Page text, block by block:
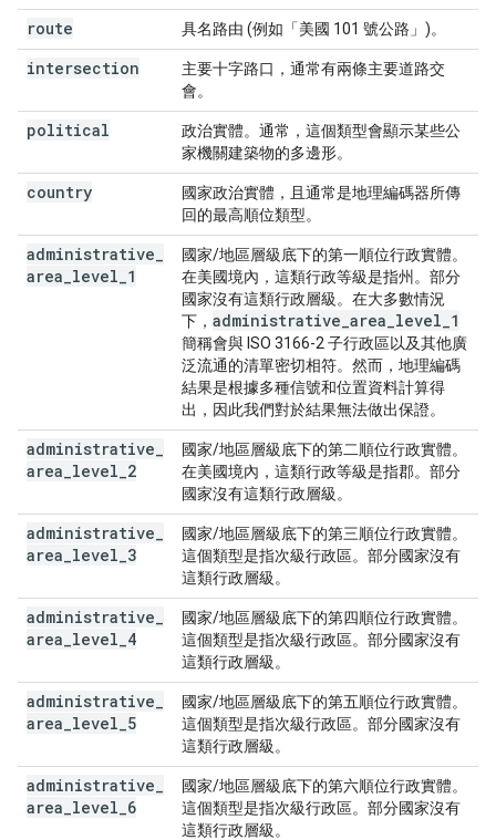
route 具名路由 (例如「美國 101 號公路」)。
intersection
主要十字路口，通常有兩條主要道路交
會。
political
政治實體。通常，這個類型會顯示某些公
家機關建築物的多邊形。
country
國家政治實體，且通常是地理編碼器所傳
回的最高順位類型。
administrative
area level 1
國家/地區層級底下的第一順位行政實體。
在美國境內，這類行政等級是指州。部分
國家沒有這類行政層級。在大多數情況
下， administrative area level 1
簡稱會與 ISO 3166-2 子行政區以及其他廣
泛流通的清單密切相符。然而，地理編碼
結果是根據多種信號和位置資料計算得
出，因此我們對於結果無法做出保證。
administrative
area level 2
國家/地區層級底下的第二順位行政實體。
在美國境內，這類行政等級是指郡。部分
國家沒有這類行政層級。
administrative
area level 3
國家/地區層級底下的第三順位行政實體。
這個類型是指次級行政區。部分國家沒有
這類行政層級。
administrative
area level 4
國家/地區層級底下的第四順位行政實體。
這個類型是指次級行政區。部分國家沒有
這類行政層級。
administrative
area level 5
國家/地區層級底下的第五順位行政實體。
這個類型是指次級行政區。部分國家沒有
這類行政層級。
administrative
area level 6
國家/地區層級底下的第六順位行政實體。
這個類型是指次級行政區。部分國家沒有
這類行政層級。